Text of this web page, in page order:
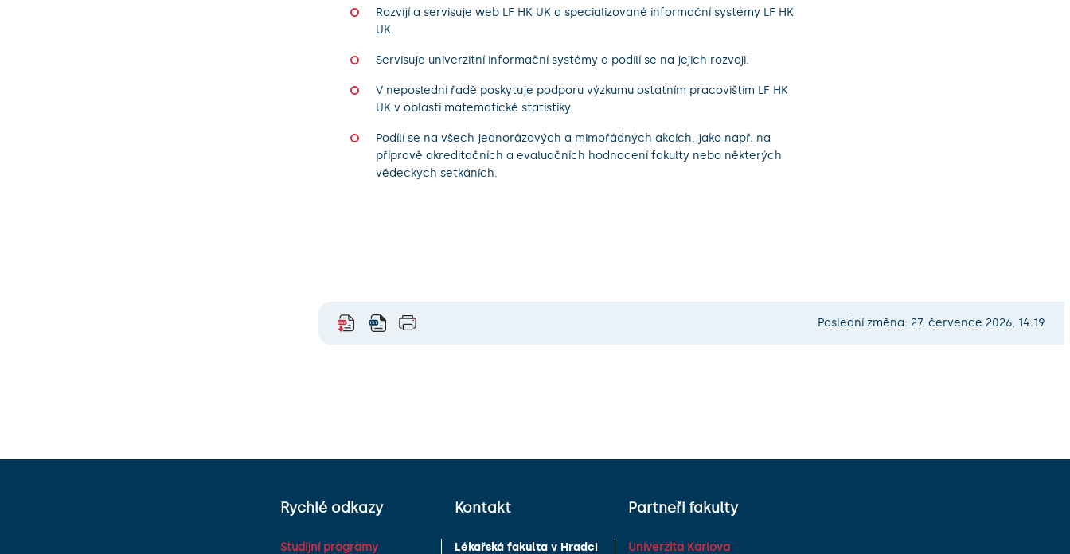
Rozvíjí a servisuje web LF HK UK a specializované informační systémy LF HK
UK.
Servisuje univerzitní informační systémy a podílí se na jejich rozvoji.
V neposlední řadě poskytuje podporu výzkumu ostatním pracovištím LF HK
UK v oblasti matematické statistiky.
Podílí se na všech jednorázových a mimořádných akcích, jako např. na
přípravě akreditačních a evaluačních hodnocení fakulty nebo některých
vědeckých setkáních.
Poslední změna: 27. července 2026, 14:19
Rychlé odkazy
Studijní programy
Kontakt
Lékařská fakulta v Hradci
Partneři fakulty
Univerzita Karlova